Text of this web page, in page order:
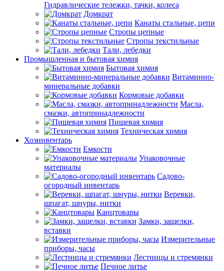
Гидравлические тележки, тачки, колеса
Домкрат
Канаты стальные, цепи
Стропы цепные
Стропы текстильные
Тали, лебедки
Промышленная и бытовая химия
Бытовая химия
Витаминно-
минеральные добавки
Кормовые добавки
Масла,
смазки, автопринадлежности
Пищевая химия
Техническая химия
Хозинвентарь
Емкости
Упаковочные
материалы
Садово-
огородный инвентарь
Веревки,
шпагат, шнуры, нитки
Канцтовары
Замки, защелки,
вставки
Измерительные
приборы, часы
Лестницы и стремянки
Печное литье